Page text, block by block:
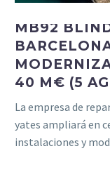
MB92
40 M€ (5
La empresa de
yates ampliará en
instalaciones y